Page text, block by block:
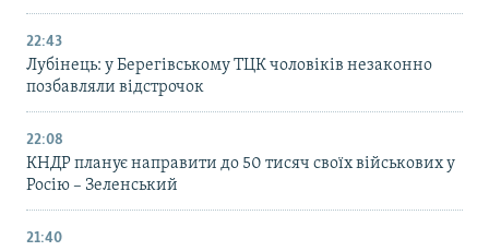
22:43
Лубінець: у Берегівському ТЦК чоловіків незаконно
позбавляли відстрочок
22:08
КНДР планує направити до 50 тисяч своїх військових у
Росію – Зеленський
21:40